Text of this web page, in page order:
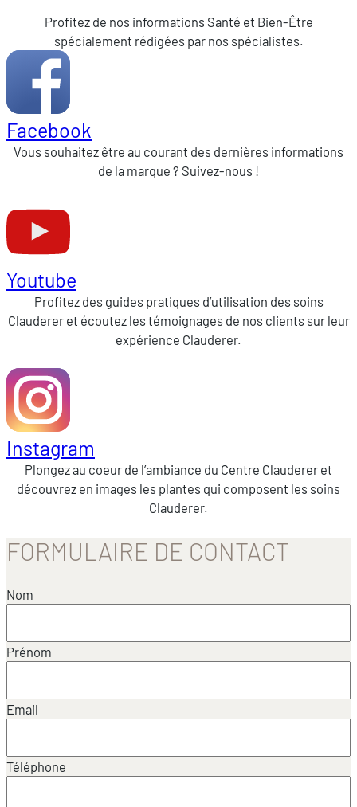
Profitez de nos informations Santé et Bien-Être
spécialement rédigées par nos spécialistes.
Facebook
Vous souhaitez être au courant des dernières informations
de la marque ? Suivez-nous !
Youtube
Profitez des guides pratiques d’utilisation des soins
Clauderer et écoutez les témoignages de nos clients sur leur
expérience Clauderer.
Instagram
Plongez au coeur de l’ambiance du Centre Clauderer et
découvrez en images les plantes qui composent les soins
Clauderer.
FORMULAIRE DE CONTACT
Nom
Prénom
Email
Téléphone